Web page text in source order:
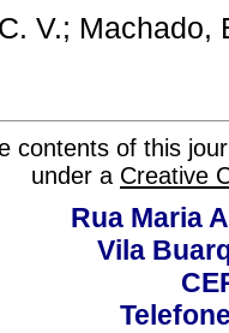
V.;
contents of this
under a Creative
Rua Maria
Vila